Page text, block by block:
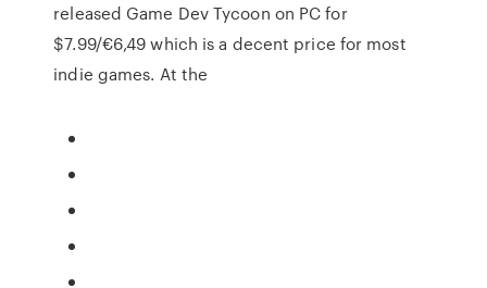
released Game Dev Tycoon on PC for
$7.99/€6,49 which is a decent price for most
indie games. At the